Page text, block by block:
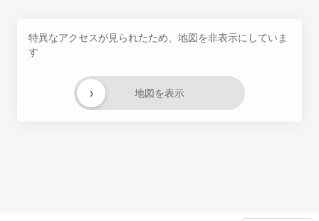
特異なアクセスが見られたため、地図を非表示にしていま
す
地図を表示
›